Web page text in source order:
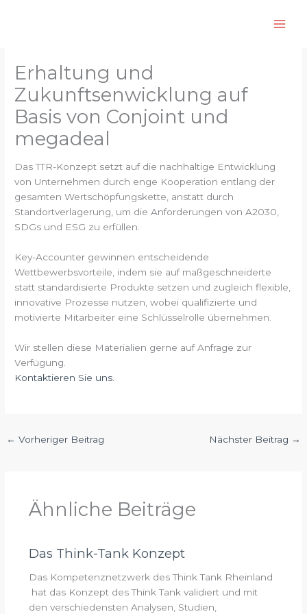
Erhaltung und
Zukunftsenwicklung auf
Basis von Conjoint und
megadeal
Das TTR-Konzept setzt auf die nachhaltige Entwicklung
von Unternehmen durch enge Kooperation entlang der
gesamten Wertschöpfungskette, anstatt durch
Standortverlagerung, um die Anforderungen von A2030,
SDGs und ESG zu erfüllen.
Key-Accounter gewinnen entscheidende
Wettbewerbsvorteile, indem sie auf maßgeschneiderte
statt standardisierte Produkte setzen und zugleich flexible,
innovative Prozesse nutzen, wobei qualifizierte und
motivierte Mitarbeiter eine Schlüsselrolle übernehmen.
Wir stellen diese Materialien gerne auf Anfrage zur
Verfügung.
Kontaktieren Sie uns.
← Vorheriger Beitrag Nächster Beitrag →
Ähnliche Beiträge
Das Think-Tank Konzept
Das Kompetenznetzwerk des Think Tank Rheinland
hat das Konzept des Think Tank validiert und mit
den verschiedensten Analysen, Studien,